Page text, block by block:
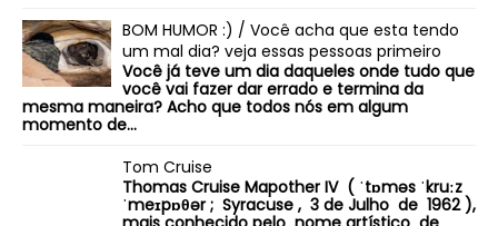
BOM HUMOR :) / Você acha que esta tendo
um mal dia? veja essas pessoas primeiro
Você já teve um dia daqueles onde tudo que
você vai fazer dar errado e termina da
mesma maneira? Acho que todos nós em algum
momento de...
Tom Cruise
Thomas Cruise Mapother IV ( ˈtɒməs ˈkruːz
ˈmeɪpɒθər ; Syracuse , 3 de Julho de 1962 ),